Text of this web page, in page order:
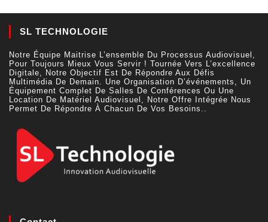
SL TECHNOLOGIE
Notre Équipe Maitrise L’ensemble Du Processus Audiovisuel,
Pour Toujours Mieux Vous Servir ! Tournée Vers L’excellence
Digitale, Notre Objectif Est De Répondre Aux Défis
Multimédia De Demain. Une Organisation D’événements, Un
Équipement Complet De Salles De Conférences Ou Une
Location De Matériel Audiovisuel, Notre Offre Intégrée Nous
Permet De Répondre À Chacun De Vos Besoins..